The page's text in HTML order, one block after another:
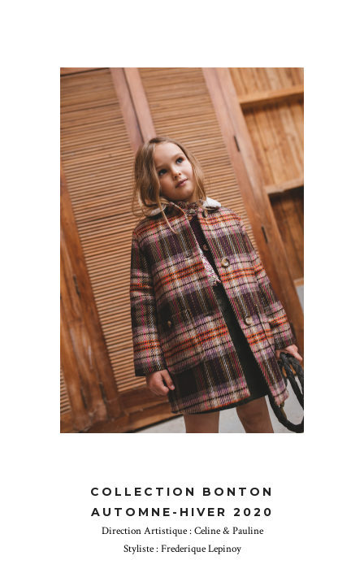
COLLECTION BONTON
AUTOMNE-HIVER 2020
Direction Artistique : Celine & Pauline
Styliste : Frederique Lepinoy